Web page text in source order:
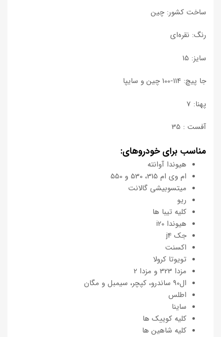
ساخت کشور: چین
رنگ: نقره‌ای
سایز: 15
جا پیچ: 114-100 چین و سایپا
پهنا: 7
آفست : 35
مناسب برای خودروهای:
هیوندا آوانته
ام وی ام 315، 530 و 550
میتسوبیشی گالانت
ریو
کلیه تیبا ها
هیوندا i20
جک j4
اکسنت
تویوتا کرولا
مزدا 323 و مزدا 2
ال90 ساندرو، کپچر، سیمبل و مگان
اطلس
ساینا
کلیه کوییک ها
کلیه شاهین ها